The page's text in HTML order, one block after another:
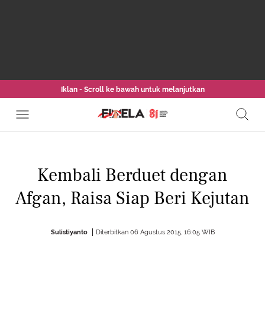
Iklan - Scroll ke bawah untuk melanjutkan
Kembali Berduet dengan
Afgan, Raisa Siap Beri Kejutan
Sulistiyanto Diterbitkan 06 Agustus 2015, 16:05 WIB